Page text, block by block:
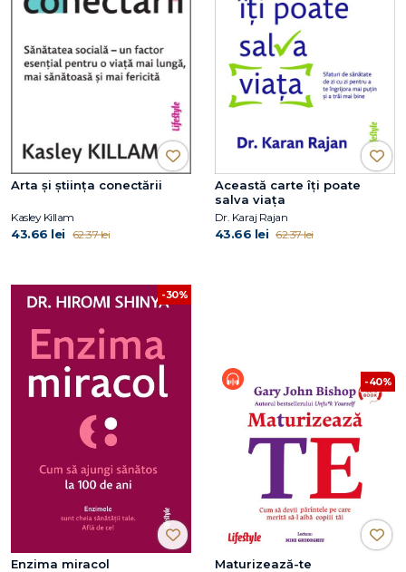
Arta și știința conectării
Kasley Killam
43.66 lei 62.37 lei
Această carte îți poate
salva viața
Dr. Karaj Rajan
43.66 lei 62.37 lei
-30%
Enzima miracol
-40%
Maturizează-te